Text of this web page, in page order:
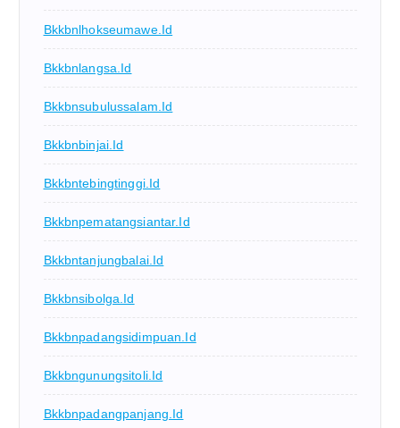
Bkkbnlhokseumawe.id
Bkkbnlangsa.id
Bkkbnsubulussalam.id
Bkkbnbinjai.id
Bkkbntebingtinggi.id
Bkkbnpematangsiantar.id
Bkkbntanjungbalai.id
Bkkbnsibolga.id
Bkkbnpadangsidimpuan.id
Bkkbngunungsitoli.id
Bkkbnpadangpanjang.id